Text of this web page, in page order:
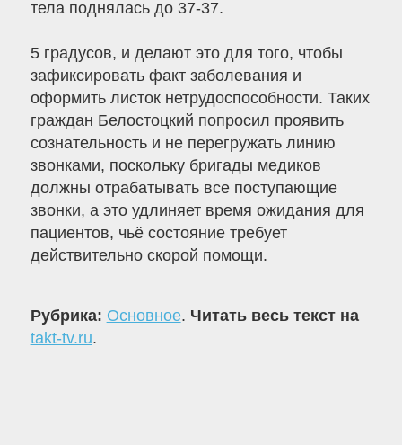
тела поднялась до 37-37.
5 градусов, и делают это для того, чтобы
зафиксировать факт заболевания и
оформить листок нетрудоспособности. Таких
граждан Белостоцкий попросил проявить
сознательность и не перегружать линию
звонками, поскольку бригады медиков
должны отрабатывать все поступающие
звонки, а это удлиняет время ожидания для
пациентов, чьё состояние требует
действительно скорой помощи.
Рубрика: Основное. Читать весь текст на
takt-tv.ru.